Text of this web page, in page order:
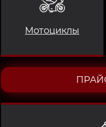
Мотоциклы